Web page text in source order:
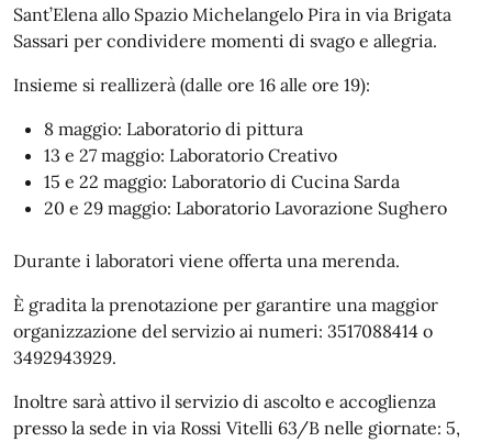
Sant’Elena allo Spazio Michelangelo Pira in via Brigata
Sassari per condividere momenti di svago e allegria.
Insieme si reallizerà (dalle ore 16 alle ore 19):
8 maggio: Laboratorio di pittura
13 e 27 maggio: Laboratorio Creativo
15 e 22 maggio: Laboratorio di Cucina Sarda
20 e 29 maggio: Laboratorio Lavorazione Sughero
Durante i laboratori viene offerta una merenda.
È gradita la prenotazione per garantire una maggior
organizzazione del servizio ai numeri: 3517088414 o
3492943929.
Inoltre sarà attivo il servizio di ascolto e accoglienza
presso la sede in via Rossi Vitelli 63/B nelle giornate: 5,